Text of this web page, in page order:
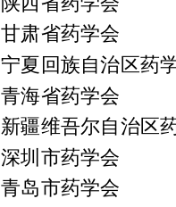
甘肃省药学会
宁夏回族自治区药
青海省药学会
新疆维吾尔自治区
深圳市药学会
青岛市药学会